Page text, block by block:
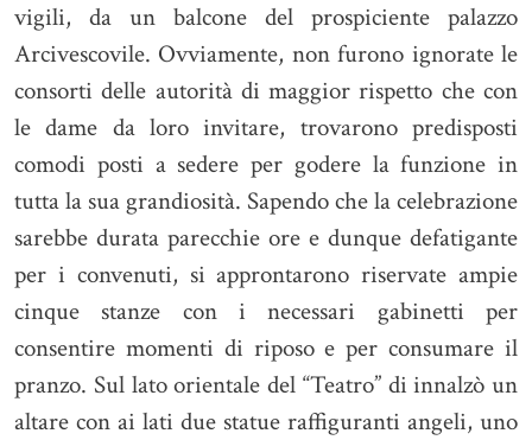
vigili, da un balcone del prospiciente palazzo
Arcivescovile. Ovviamente, non furono ignorate le
consorti delle autorità di maggior rispetto che con
le dame da loro invitare, trovarono predisposti
comodi posti a sedere per godere la funzione in
tutta la sua grandiosità. Sapendo che la celebrazione
sarebbe durata parecchie ore e dunque defatigante
per i convenuti, si approntarono riservate ampie
cinque stanze con i necessari gabinetti per
consentire momenti di riposo e per consumare il
pranzo. Sul lato orientale del “Teatro” di innalzò un
altare con ai lati due statue raffiguranti angeli, uno